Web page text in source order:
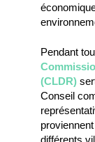
Pendant
(CLDR)
Conseil